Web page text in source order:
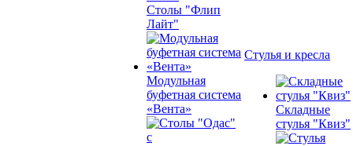
Столы "Флип
Лайт"
Модульная
буфетная система
«Вента»
Стулья и кресла
Складные
стулья "Квиз"